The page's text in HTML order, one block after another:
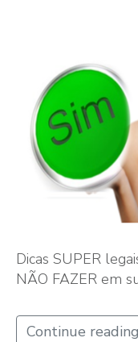
Dicas SUPER
NÃO FAZER em
Continue reading